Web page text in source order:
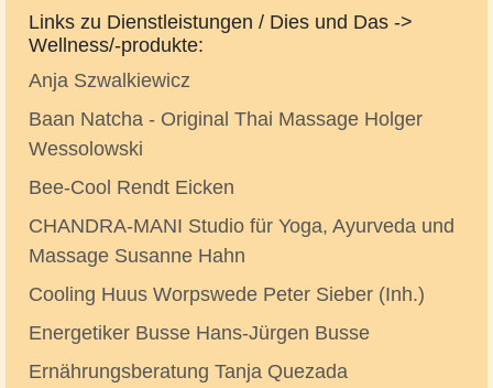
Links zu Dienstleistungen / Dies und Das ->
Wellness/-produkte:
Anja Szwalkiewicz
Baan Natcha - Original Thai Massage Holger
Wessolowski
Bee-Cool Rendt Eicken
CHANDRA-MANI Studio für Yoga, Ayurveda und
Massage Susanne Hahn
Cooling Huus Worpswede Peter Sieber (Inh.)
Energetiker Busse Hans-Jürgen Busse
Ernährungsberatung Tanja Quezada